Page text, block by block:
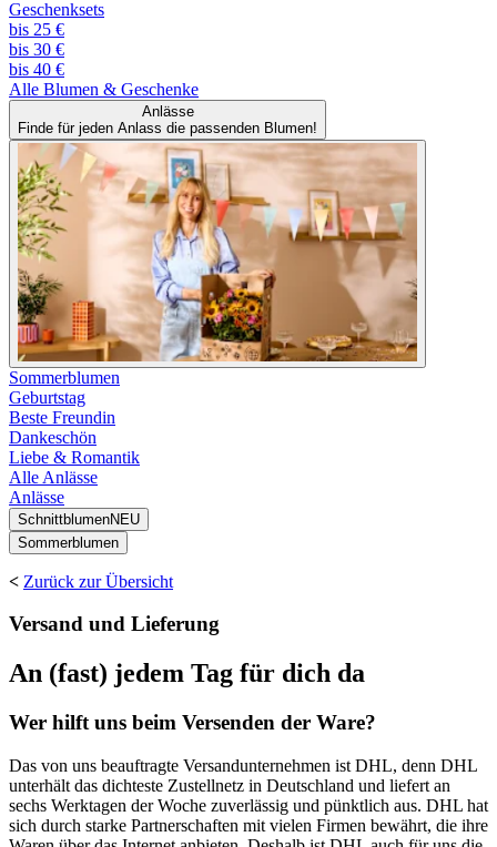
Geschenksets
bis 25 €
bis 30 €
bis 40 €
Alle Blumen & Geschenke
Anlässe
Finde für jeden Anlass die passenden Blumen!
Sommerblumen
Geburtstag
Beste Freundin
Dankeschön
Liebe & Romantik
Alle Anlässe
Anlässe
SchnittblumenNEU
Sommerblumen
< Zurück zur Übersicht
Versand und Lieferung
An (fast) jedem Tag für dich da
Wer hilft uns beim Versenden der Ware?
Das von uns beauftragte Versandunternehmen ist DHL, denn DHL
unterhält das dichteste Zustellnetz in Deutschland und liefert an
sechs Werktagen der Woche zuverlässig und pünktlich aus. DHL hat
sich durch starke Partnerschaften mit vielen Firmen bewährt, die ihre